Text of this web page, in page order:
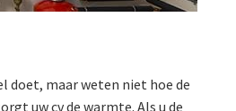
doet, maar weten niet hoe de
uw cv de warmte. Als u de